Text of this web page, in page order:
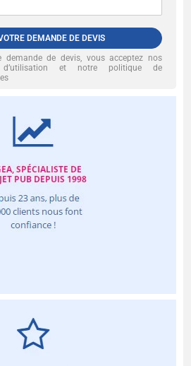
DEMANDE DE DEVIS
demande de devis, vous acceptez nos
d’utilisation et notre politique de